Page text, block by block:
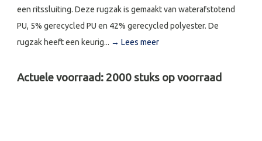
een ritssluiting. Deze rugzak is gemaakt van waterafstotend
PU, 5% gerecycled PU en 42% gerecycled polyester. De
rugzak heeft een keurig... → Lees meer
Actuele voorraad:2000 stuks op voorraad